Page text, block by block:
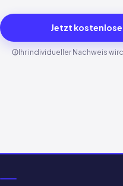
Jetzt
Ihr individueller Nachweis